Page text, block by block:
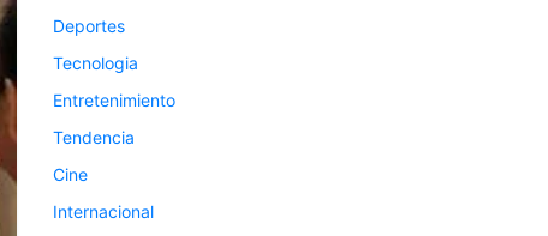
Deportes
Tecnologia
Entretenimiento
Tendencia
Cine
Internacional